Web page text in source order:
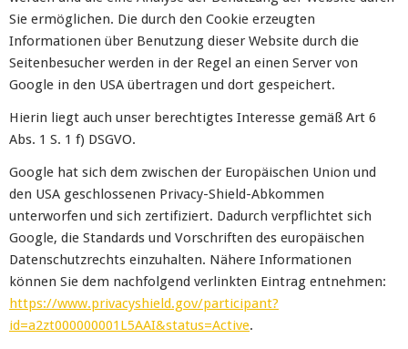
Sie ermöglichen. Die durch den Cookie erzeugten
Informationen über Benutzung dieser Website durch die
Seitenbesucher werden in der Regel an einen Server von
Google in den USA übertragen und dort gespeichert.
Hierin liegt auch unser berechtigtes Interesse gemäß Art 6
Abs. 1 S. 1 f) DSGVO.
Google hat sich dem zwischen der Europäischen Union und
den USA geschlossenen Privacy-Shield-Abkommen
unterworfen und sich zertifiziert. Dadurch verpflichtet sich
Google, die Standards und Vorschriften des europäischen
Datenschutzrechts einzuhalten. Nähere Informationen
können Sie dem nachfolgend verlinkten Eintrag entnehmen:
https://www.privacyshield.gov/participant?
id=a2zt000000001L5AAI&status=Active.